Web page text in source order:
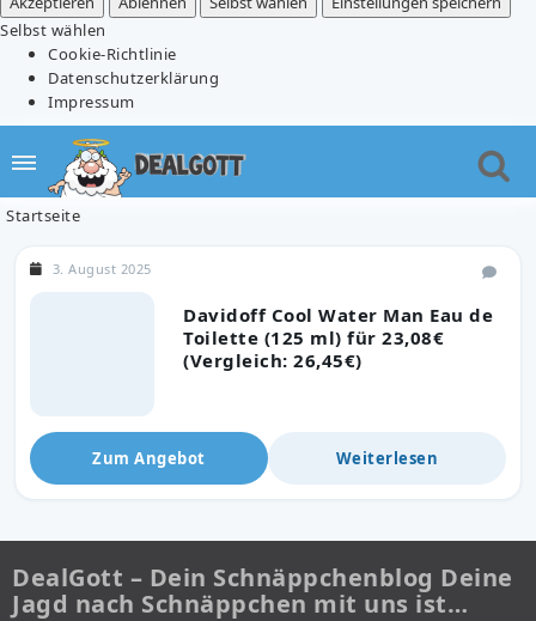
Selbst wählen
Cookie-Richtlinie
Datenschutzerklärung
Impressum
Startseite
Davidoff Cool Water Man Eau de
Toilette (125 ml) für 23,08€
(Vergleich: 26,45€)
3. August 2025
Zum Angebot Weiterlesen
DealGott – Dein Schnäppchenblog Deine
Jagd nach Schnäppchen mit uns ist…